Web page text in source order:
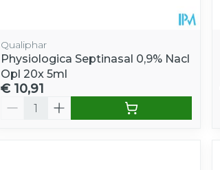
Qualiphar
Physiologica Septinasal 0,9% Nacl
Opl 20x 5ml
€ 10,91
Aantal